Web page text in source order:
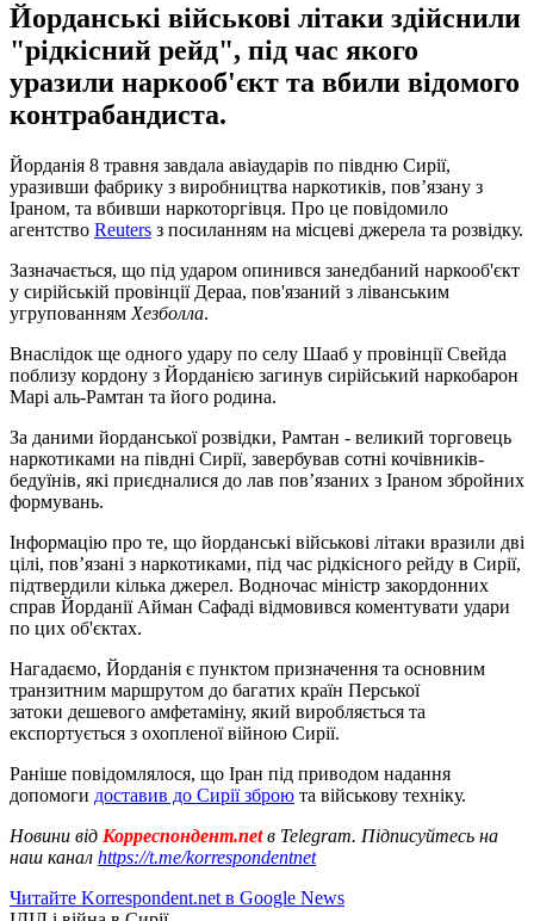
Йорданські військові літаки здійснили
"рідкісний рейд", під час якого
уразили наркооб'єкт та вбили відомого
контрабандиста.
Йорданія 8 травня завдала авіаударів по півдню Сирії,
уразивши фабрику з виробництва наркотиків, пов’язану з
Іраном, та вбивши наркоторгівця. Про це повідомило
агентство Reuters з посиланням на місцеві джерела та розвідку.
Зазначається, що під ударом опинився занедбаний наркооб'єкт
у сирійській провінції Дераа, пов'язаний з ліванським
угрупованням Хезболла.
Внаслідок ще одного удару по селу Шааб у провінції Свейда
поблизу кордону з Йорданією загинув сирійський наркобарон
Марі аль-Рамтан та його родина.
За даними йорданської розвідки, Рамтан - великий торговець
наркотиками на півдні Сирії, завербував сотні кочівників-
бедуїнів, які приєдналися до лав пов’язаних з Іраном збройних
формувань.
Інформацію про те, що йорданські військові літаки вразили дві
цілі, пов’язані з наркотиками, під час рідкісного рейду в Сирії,
підтвердили кілька джерел. Водночас міністр закордонних
справ Йорданії Айман Сафаді відмовився коментувати удари
по цих об'єктах.
Нагадаємо, Йорданія є пунктом призначення та основним
транзитним маршрутом до багатих країн Перської
затоки дешевого амфетаміну, який виробляється та
експортується з охопленої війною Сирії.
Раніше повідомлялося, що Іран під приводом надання
допомоги доставив до Сирії зброю та військову техніку.
Новини від Корреспондент.netв Telegram. Підписуйтесь на
наш канал https://t.me/korrespondentnet
Читайте Korrespondent.net в Google News